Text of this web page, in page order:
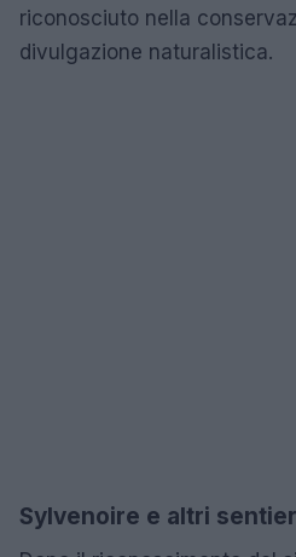
riconosciuto nella
divulgazione naturalistica.
Sylvenoire e altri